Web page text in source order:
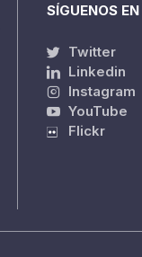
SÍGUENOS EN
Twitter
Linkedin
Instagram
YouTube
Flickr